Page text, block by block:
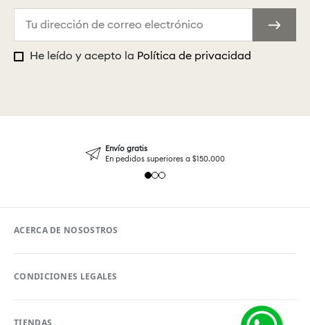
He leído y acepto la Política de privacidad
Envío gratis
En pedidos superiores a $150.000
ACERCA DE NOSOSTROS
CONDICIONES LEGALES